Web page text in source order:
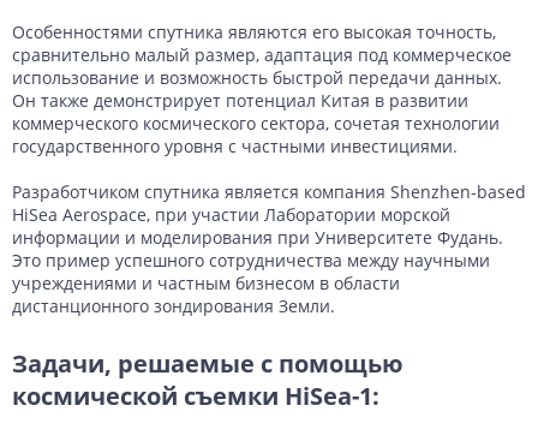
Особенностями спутника являются его высокая точность,
сравнительно малый размер, адаптация под коммерческое
использование и возможность быстрой передачи данных.
Он также демонстрирует потенциал Китая в развитии
коммерческого космического сектора, сочетая технологии
государственного уровня с частными инвестициями.
Разработчиком спутника является компания Shenzhen-based
HiSea Aerospace, при участии Лаборатории морской
информации и моделирования при Университете Фудань.
Это пример успешного сотрудничества между научными
учреждениями и частным бизнесом в области
дистанционного зондирования Земли.
Задачи, решаемые с помощью
космической съемки HiSea-1: